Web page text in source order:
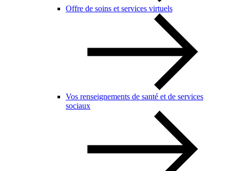
Offre de soins et services virtuels
Vos renseignements de santé et de services
sociaux